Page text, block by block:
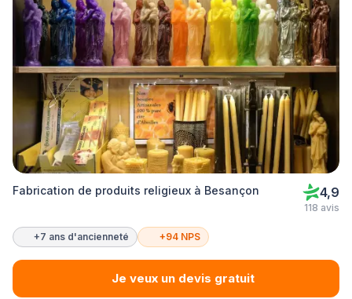
Fabrication de produits religieux à Besançon 4,9
118 avis
+7 ans d'ancienneté +94 NPS
Je veux un devis gratuit